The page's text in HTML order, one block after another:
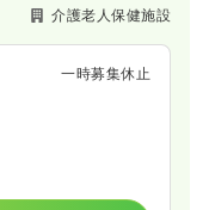
介護老人保健施設
一時募集休止